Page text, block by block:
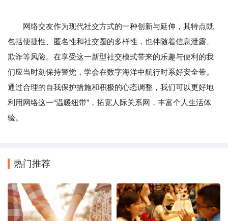
网络交友作为现代社交方式的一种创新与延伸，其特点既
包括便捷性、匿名性和社交圈的多样性，也伴随着信息泄露、
欺诈等风险。在享受这一新型社交模式带来的乐趣与便利的我
们应当时刻保持警觉，学会在数字海洋中航行时系好安全带。
通过合理的自我保护措施和积极的心态调整，我们可以更好地
利用网络这一“温暖纽带”，拓宽人际关系网，丰富个人生活体
验。
热门推荐